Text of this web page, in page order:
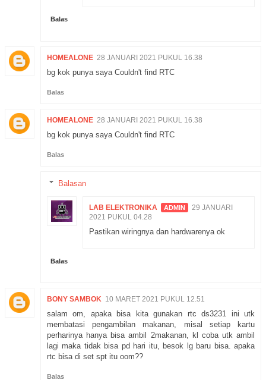
Balas
HOMEALONE 28 JANUARI 2021 PUKUL 16.38
bg kok punya saya Couldn't find RTC
Balas
HOMEALONE 28 JANUARI 2021 PUKUL 16.38
bg kok punya saya Couldn't find RTC
Balas
Balasan
LAB ELEKTRONIKA
29 JANUARI
2021 PUKUL 04.28
Pastikan wiringnya dan hardwarenya ok
Balas
BONY SAMBOK 10 MARET 2021 PUKUL 12.51
salam om, apaka bisa kita gunakan rtc ds3231 ini utk
membatasi pengambilan makanan, misal setiap kartu
perharinya hanya bisa ambil 2makanan, kl coba utk ambil
lagi maka tidak bisa pd hari itu, besok lg baru bisa. apaka
rtc bisa di set spt itu oom??
Balas